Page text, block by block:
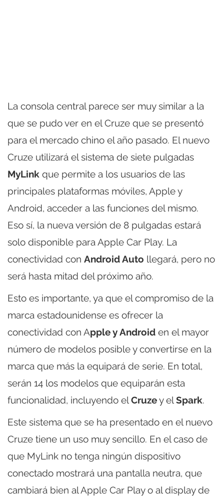
La consola central parece ser muy similar a la
que se pudo ver en el Cruze que se presentó
para el mercado chino el año pasado. El nuevo
Cruze utilizará el sistema de siete pulgadas
MyLink que permite a los usuarios de las
principales plataformas móviles, Apple y
Android, acceder a las funciones del mismo.
Eso sí, la nueva versión de 8 pulgadas estará
solo disponible para Apple Car Play. La
conectividad con Android Auto llegará, pero no
será hasta mitad del próximo año.
Esto es importante, ya que el compromiso de la
marca estadounidense es ofrecer la
conectividad con Apple y Android en el mayor
número de modelos posible y convertirse en la
marca que más la equipará de serie. En total,
serán 14 los modelos que equiparán esta
funcionalidad, incluyendo elCruzey elSpark.
Este sistema que se ha presentado en el nuevo
Cruze tiene un uso muy sencillo. En el caso de
que MyLink no tenga ningún dispositivo
conectado mostrará una pantalla neutra, que
cambiará bien al Apple Car Play o al display de